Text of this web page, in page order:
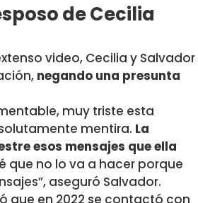
de Cecilia
video, Cecilia y Salvador
negando una presunta
muy triste esta
mentira. La
esos mensajes que ella
que no lo va a hacer porque
aseguró Salvador.
que en 2022 se contactó con